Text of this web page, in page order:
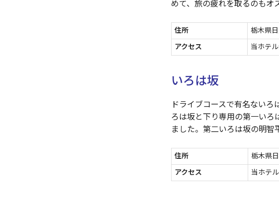
めて、旅の疲れを取るのもオ
住所
栃木県
アクセス
当ホテ
いろは坂
ドライブコースで有名ない
ろは坂と下り専用の第一いろ
ました。第二いろは坂の明智
住所
栃木県
アクセス
当ホテ